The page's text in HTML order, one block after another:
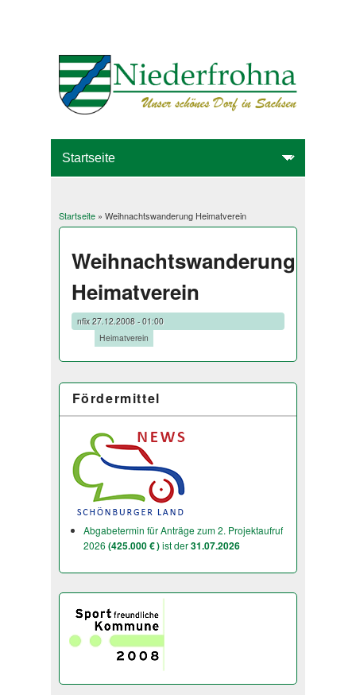
Sie sind hier
Startseite» Weihnachtswanderung Heimatverein
Weihnachtswanderung
Heimatverein
nfix27.12.2008 - 01:00
Heimatverein
Fördermittel
Abgabetermin für Anträge zum 2. Projektaufruf
2026 (425.000 € )ist der31.07.2026